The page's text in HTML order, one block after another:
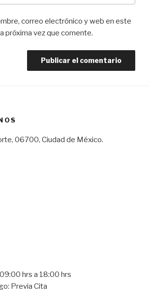
correo electrónico y web en este
próxima vez que comente.
06700, Ciudad de México.
hrs a 18:00 hrs
Previa Cita